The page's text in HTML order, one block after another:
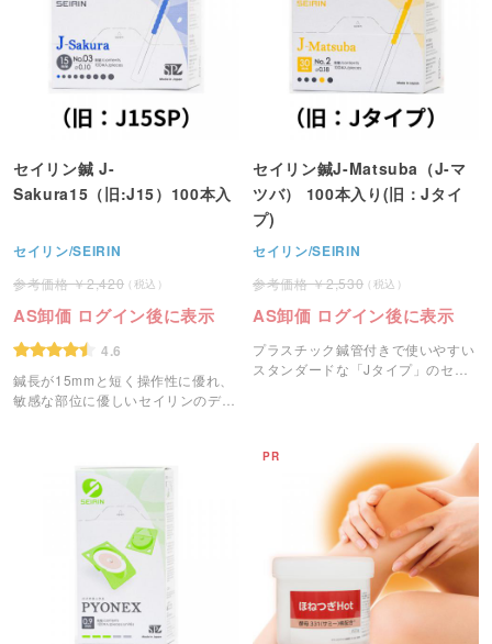
セイリン鍼 J-
Sakura15（旧:J15）100本入
セイリン/SEIRIN
2,420
AS卸価 ログイン後に表示
4.6
鍼長が15mmと短く操作性に優れ、
敏感な部位に優しいセイリンのディ
セイリン鍼J-Matsuba（J-マ
ツバ） 100本入り(旧：Jタイ
プ)
セイリン/SEIRIN
2,530
AS卸価 ログイン後に表示
プラスチック鍼管付きで使いやすい
スタンダードな「Jタイプ」のセイ